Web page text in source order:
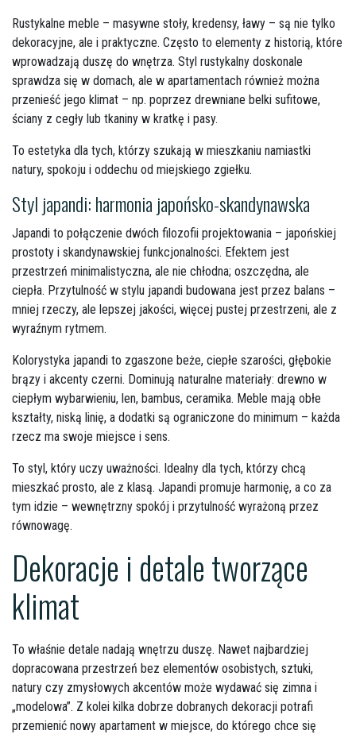
Rustykalne meble – masywne stoły, kredensy, ławy – są nie tylko
dekoracyjne, ale i praktyczne. Często to elementy z historią, które
wprowadzają duszę do wnętrza. Styl rustykalny doskonale
sprawdza się w domach, ale w apartamentach również można
przenieść jego klimat – np. poprzez drewniane belki sufitowe,
ściany z cegły lub tkaniny w kratkę i pasy.
To estetyka dla tych, którzy szukają w mieszkaniu namiastki
natury, spokoju i oddechu od miejskiego zgiełku.
Styl japandi: harmonia japońsko-skandynawska
Japandi to połączenie dwóch filozofii projektowania – japońskiej
prostoty i skandynawskiej funkcjonalności. Efektem jest
przestrzeń minimalistyczna, ale nie chłodna; oszczędna, ale
ciepła. Przytulność w stylu japandi budowana jest przez balans –
mniej rzeczy, ale lepszej jakości, więcej pustej przestrzeni, ale z
wyraźnym rytmem.
Kolorystyka japandi to zgaszone beże, ciepłe szarości, głębokie
brązy i akcenty czerni. Dominują naturalne materiały: drewno w
ciepłym wybarwieniu, len, bambus, ceramika. Meble mają obłe
kształty, niską linię, a dodatki są ograniczone do minimum – każda
rzecz ma swoje miejsce i sens.
To styl, który uczy uważności. Idealny dla tych, którzy chcą
mieszkać prosto, ale z klasą. Japandi promuje harmonię, a co za
tym idzie – wewnętrzny spokój i przytulność wyrażoną przez
równowagę.
Dekoracje i detale tworzące
klimat
To właśnie detale nadają wnętrzu duszę. Nawet najbardziej
dopracowana przestrzeń bez elementów osobistych, sztuki,
natury czy zmysłowych akcentów może wydawać się zimna i
„modelowa”. Z kolei kilka dobrze dobranych dekoracji potrafi
przemienić nowy apartament w miejsce, do którego chce się